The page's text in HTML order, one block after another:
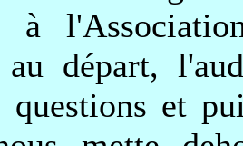
à
au départ,
questions et